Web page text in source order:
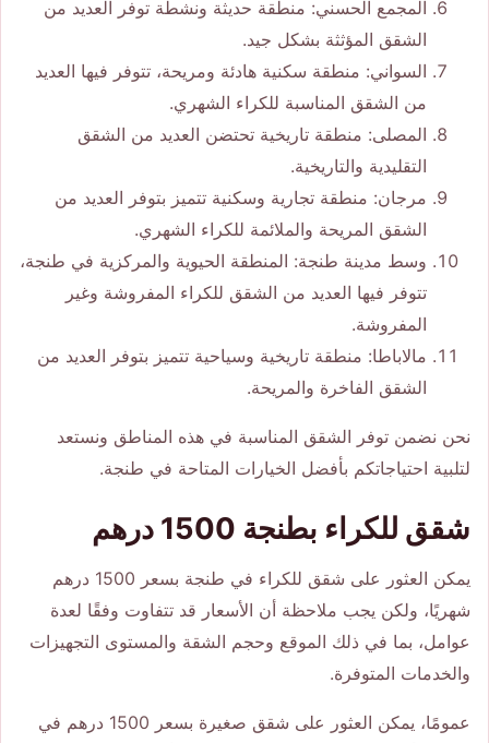
المجمع الحسني: منطقة حديثة ونشطة توفر العديد من
الشقق المؤثثة بشكل جيد.
السواني: منطقة سكنية هادئة ومريحة، تتوفر فيها العديد
من الشقق المناسبة للكراء الشهري.
المصلى: منطقة تاريخية تحتضن العديد من الشقق
التقليدية والتاريخية.
مرجان: منطقة تجارية وسكنية تتميز بتوفر العديد من
الشقق المريحة والملائمة للكراء الشهري.
وسط مدينة طنجة: المنطقة الحيوية والمركزية في طنجة،
تتوفر فيها العديد من الشقق للكراء المفروشة وغير
المفروشة.
مالاباطا: منطقة تاريخية وسياحية تتميز بتوفر العديد من
الشقق الفاخرة والمريحة.
نحن نضمن توفر الشقق المناسبة في هذه المناطق ونستعد
لتلبية احتياجاتكم بأفضل الخيارات المتاحة في طنجة.
شقق للكراء بطنجة 1500 درهم
يمكن العثور على شقق للكراء في طنجة بسعر 1500 درهم
شهريًا، ولكن يجب ملاحظة أن الأسعار قد تتفاوت وفقًا لعدة
عوامل، بما في ذلك الموقع وحجم الشقة والمستوى التجهيزات
والخدمات المتوفرة.
عمومًا، يمكن العثور على شقق صغيرة بسعر 1500 درهم في